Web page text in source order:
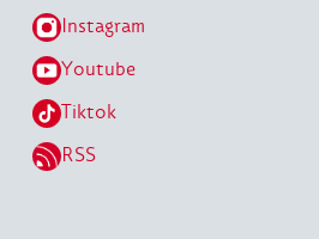
Instagram
Youtube
Tiktok
RSS